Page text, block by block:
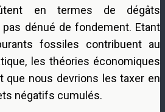
en termes de dégâts
pas dénué de fondement. Etant
fossiles contribuent au
les théories économiques
que nous devrions les taxer en
négatifs cumulés.